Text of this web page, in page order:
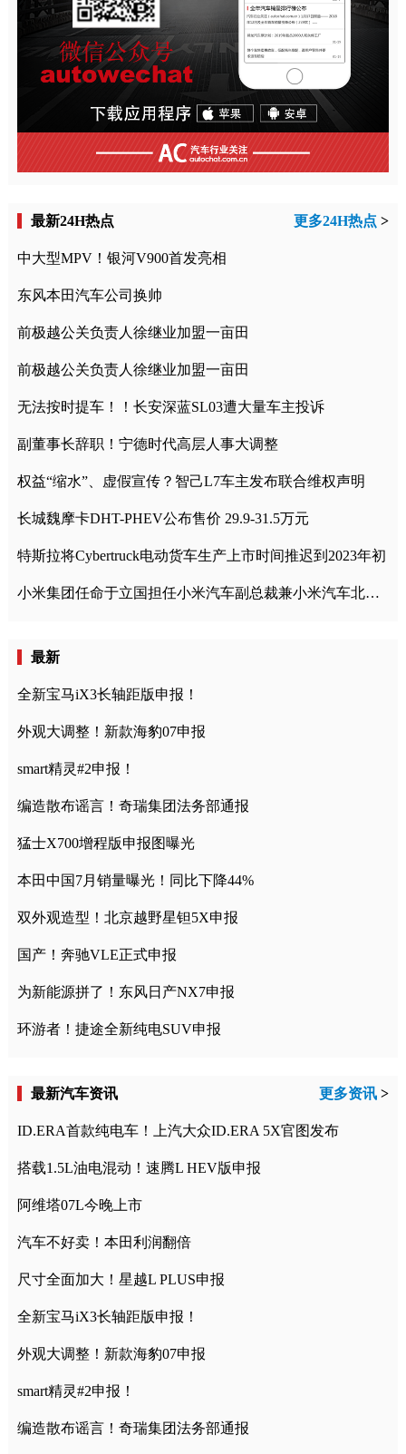
最新24H热点 更多24H热点 >
中大型MPV！银河V900首发亮相
东风本田汽车公司换帅
前极越公关负责人徐继业加盟一亩田
前极越公关负责人徐继业加盟一亩田
无法按时提车！！长安深蓝SL03遭大量车主投诉
副董事长辞职！宁德时代高层人事大调整
权益“缩水”、虚假宣传？智己L7车主发布联合维权声明
长城魏摩卡DHT-PHEV公布售价 29.9-31.5万元
特斯拉将Cybertruck电动货车生产上市时间推迟到2023年初
小米集团任命于立国担任小米汽车副总裁兼小米汽车北京总部政委
最新
全新宝马iX3长轴距版申报！
外观大调整！新款海豹07申报
smart精灵#2申报！
编造散布谣言！奇瑞集团法务部通报
猛士X700增程版申报图曝光
本田中国7月销量曝光！同比下降44%
双外观造型！北京越野星钽5X申报
国产！奔驰VLE正式申报
为新能源拼了！东风日产NX7申报
环游者！捷途全新纯电SUV申报
最新汽车资讯 更多资讯 >
ID.ERA首款纯电车！上汽大众ID.ERA 5X官图发布
搭载1.5L油电混动！速腾L HEV版申报
阿维塔07L今晚上市
汽车不好卖！本田利润翻倍
尺寸全面加大！星越L PLUS申报
全新宝马iX3长轴距版申报！
外观大调整！新款海豹07申报
smart精灵#2申报！
编造散布谣言！奇瑞集团法务部通报